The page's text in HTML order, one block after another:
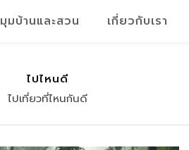
มุมบ้านและสวน เกี่ยวกับเรา
ไปไหนดี
ไปเที่ยวที่ไหนกันดี